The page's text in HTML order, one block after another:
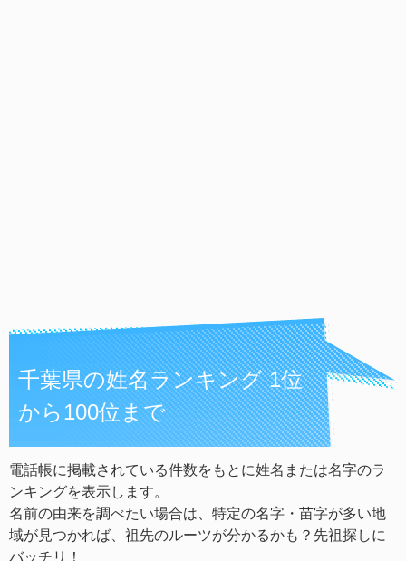
千葉県の姓名ランキング 1位
から100位まで
電話帳に掲載されている件数をもとに姓名または名字のラ
ンキングを表示します。
名前の由来を調べたい場合は、特定の名字・苗字が多い地
域が見つかれば、祖先のルーツが分かるかも？先祖探しに
バッチリ！